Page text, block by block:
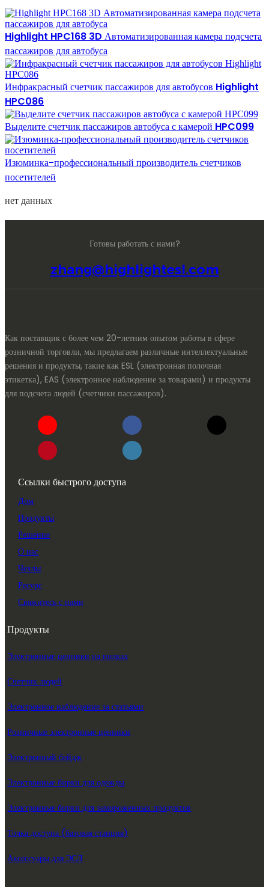
Highlight HPC168 3D Автоматизированная камера подсчета
пассажиров для автобуса
Инфракрасный счетчик пассажиров для автобусов Highlight
HPC086
Выделите счетчик пассажиров автобуса с камерой HPC099
Изюминка-профессиональный производитель счетчиков
посетителей
нет данных
Готовы работать с нами?
zhang@highlightesl.com
Как поставщик с более чем 20-летним опытом работы в сфере
розничной торговли, мы предлагаем различные интеллектуальные
решения и продукты, такие как ESL (электронная полочная
этикетка), EAS (электронное наблюдение за товарами) и продукты
для подсчета людей (счетчики пассажиров).
Ссылки быстрого доступа
Дом
Продукты
Решение
О нас
Чехлы
Ресурс
Свяжитесь с нами
Продукты
Электронные ценники на полках
Счетчик людей
Электронное наблюдение за статьями
Розничные электронные ценники
Электронный бейдж
Электронные бирки для одежды
Электронные бирки для замороженных продуктов
Точка доступа (базовая станция)
Аксессуары для ЭСЛ